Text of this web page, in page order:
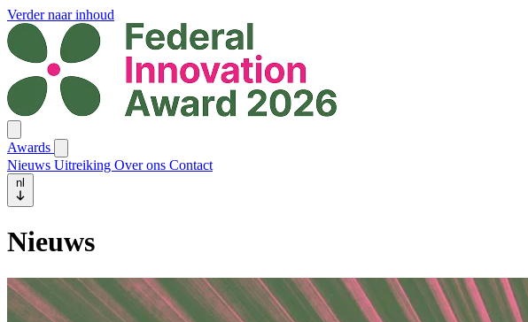
Verder naar inhoud
Awards
Nieuws Uitreiking Over ons Contact
nl
Nieuws